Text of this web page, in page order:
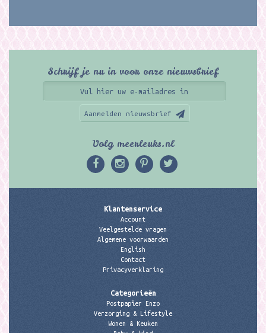
Schrijf je nu in voor onze nieuwsbrief
Aanmelden nieuwsbrief
Volg meerleuks.nl
Klantenservice
Account
Veelgestelde vragen
Algemene voorwaarden
English
Contact
Privacyverklaring
Categorieën
Postpapier Enzo
Verzorging & Lifestyle
Wonen & Keuken